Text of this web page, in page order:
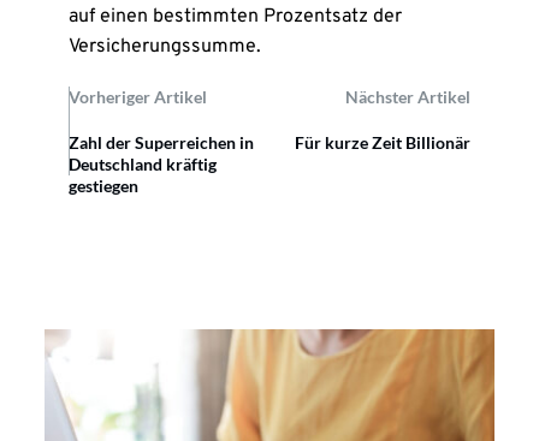
auf einen bestimmten Prozentsatz der
Versicherungssumme.
Vorheriger Artikel Nächster Artikel
Zahl der Superreichen in
Deutschland kräftig
gestiegen
Für kurze Zeit Billionär